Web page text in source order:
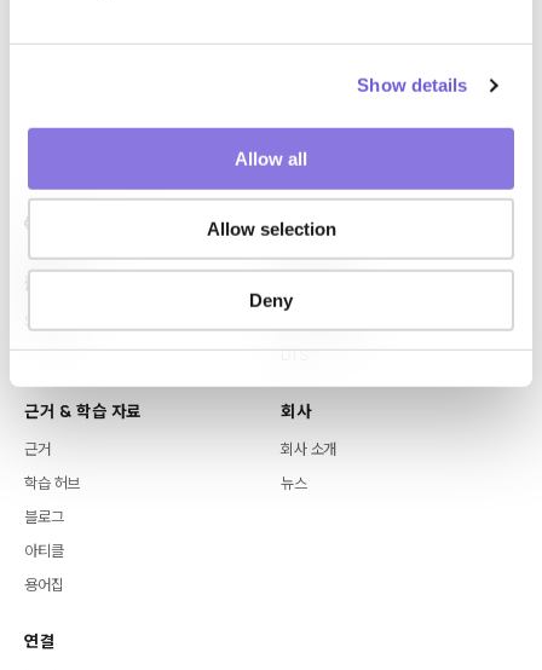
Show details
Allow all
Allow selection
Deny
플랫폼
DTS
근거 & 학습 자료
근거
학습 허브
블로그
아티클
용어집
회사
회사 소개
뉴스
연결